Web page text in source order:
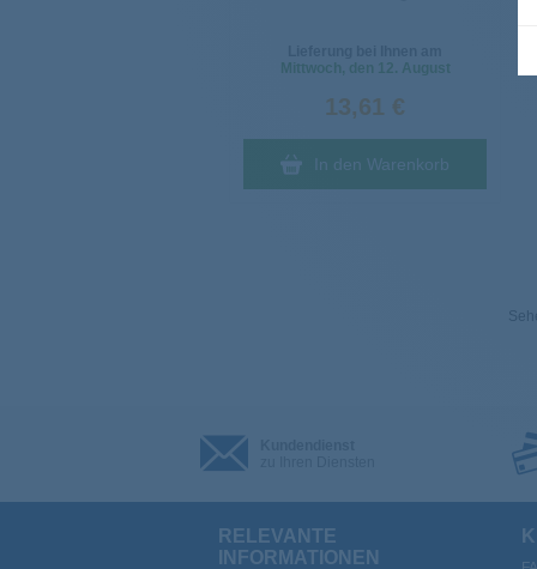
Mittwoch, den 12. August
13,61 €
In den Warenkorb
RELEVANTE
INFORMATIONEN